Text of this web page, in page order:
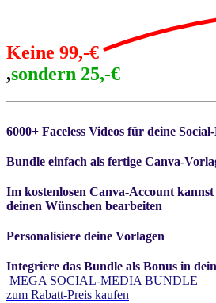
Keine 99,-€
,sondern 25,-€
6000+ Faceless Videos für deine
Bundle einfach als fertige Canva-
Im kostenlosen Canva-Account
deinen Wünschen bearbeiten
Personalisiere deine Vorlagen
Integriere das Bundle als Bonus in
MEGA SOCIAL-MEDIA BUNDLE
zum Rabatt-Preis kaufen